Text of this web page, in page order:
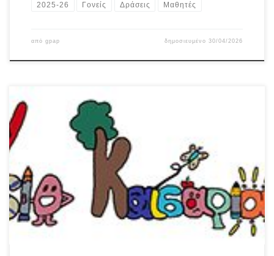
2025-26 Γονείς Δράσεις Μαθητές
από gpap δημοσιευμένο30/04/2026
Η επιτροπή που ορίστηκε με την υπ. αρ. 07/27-03-2026 πράξη του
Δ/ντή του σχολείου, αφού μελέτησε και αξιολόγησε τις
κατατεθειμένες για την διεξαγωγή της εκπαιδευτικής εκδρομής
στην Κέρκυρα, από 21 έως 24 Απριλίου 2026 (συμμετοχή σε
φεστιβάλ μαθητικού ραδιοφώνου) του 2ου Γυμνασίου
Καισαριανής προσφορές: αποφάσισε ομόφωνα την ανάθεση της
διοργάνωσης […]